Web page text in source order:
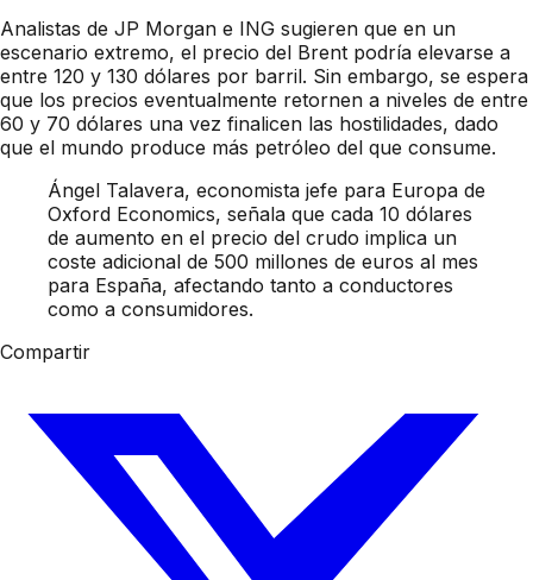
Analistas de JP Morgan e ING sugieren que en un
escenario extremo, el precio del Brent podría elevarse a
entre 120 y 130 dólares por barril. Sin embargo, se espera
que los precios eventualmente retornen a niveles de entre
60 y 70 dólares una vez finalicen las hostilidades, dado
que el mundo produce más petróleo del que consume.
Ángel Talavera, economista jefe para Europa de
Oxford Economics, señala que cada 10 dólares
de aumento en el precio del crudo implica un
coste adicional de 500 millones de euros al mes
para España, afectando tanto a conductores
como a consumidores.
Compartir